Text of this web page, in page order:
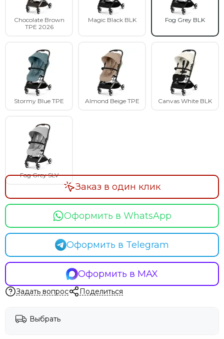
Chocolate Brown
TPE 2026
Magic Black BLK Fog Grey BLK
Stormy Blue TPE Almond Beige TPE Canvas White BLK
Fog Grey SLV
Оформить в WhatsApp
Оформить в Telegram
Оформить в MAX
Заказ в один клик
Задать вопрос Поделиться
Выбрать